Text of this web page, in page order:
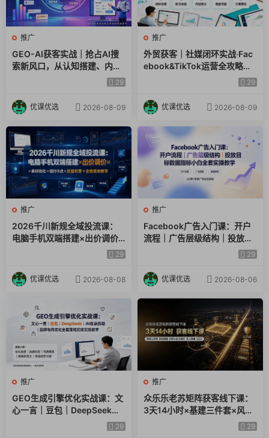
推广
GEO-AI获客实战｜抢占AI搜
索新风口，从认知搭建、内容
布局到AI推荐成交全链路落地
29
优课优选 2026-08-09
推广
外贸获客｜社媒闭环实战·Fac
ebook&TikTok运营全攻略，
从账号搭建到成交转化一站式
29
优课优选 2026-08-09
推广
2026千川新规全域投流课：
电脑手机双端搭建×出价调价×
素材优化×赔付卡点×起量权重
29
优课优选 2026-08-08
推广
Facebook广告入门课：开户
流程｜广告层级结构｜投放目
标数据指标小白全套实操教学
29
优课优选 2026-08-06
推广
GEO生成引擎优化实战课：文
心一言｜豆包｜DeepSeek｜
AI收录抓取｜品牌电商优化全
29
推广
众乐乐老苏矩阵获客线下课：
3天14小时×基建三件套×风控
策略×抖音小红书矩阵×无人直
29